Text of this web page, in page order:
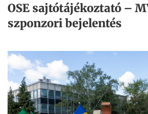
OSE sajtótájékoztató –
szponzori bejelentés